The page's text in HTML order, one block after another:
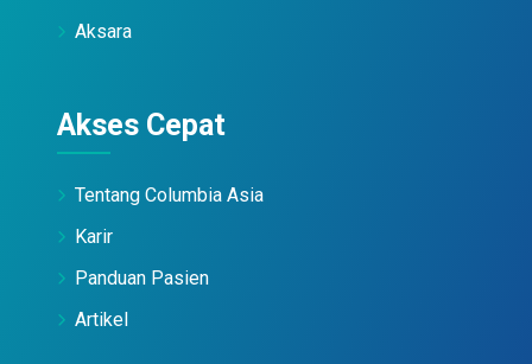
Aksara
Akses Cepat
Tentang Columbia Asia
Karir
Panduan Pasien
Artikel